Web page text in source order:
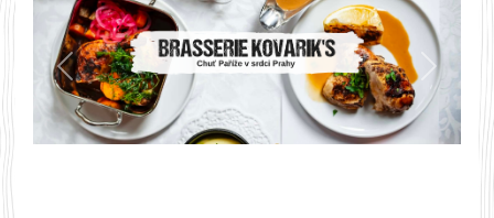
Předchozí Další